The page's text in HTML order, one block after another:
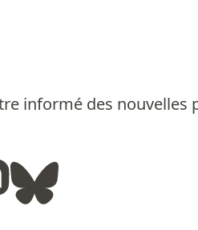
informé des nouvelles